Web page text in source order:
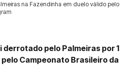
na Fazendinha em duelo válido pelo
derrotado pelo Palmeiras por 1
Campeonato Brasileiro da